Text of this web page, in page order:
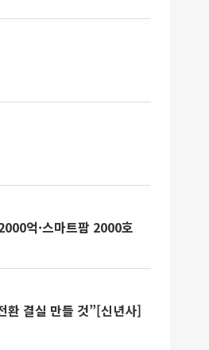
억·스마트팜 2000호
환 결실 만들 것”[신년사]